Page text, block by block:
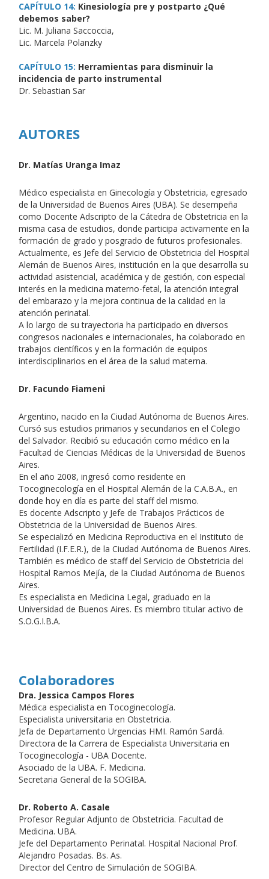
CAPÍTULO 14: Kinesiología pre y postparto ¿Qué
debemos saber?
Lic. M. Juliana Saccoccia,
Lic. Marcela Polanzky
CAPÍTULO 15: Herramientas para disminuir la
incidencia de parto instrumental
Dr. Sebastian Sar
AUTORES
Dr. Matías Uranga Imaz
Médico especialista en Ginecología y Obstetricia, egresado
de la Universidad de Buenos Aires (UBA). Se desempeña
como Docente Adscripto de la Cátedra de Obstetricia en la
misma casa de estudios, donde participa activamente en la
formación de grado y posgrado de futuros profesionales.
Actualmente, es Jefe del Servicio de Obstetricia del Hospital
Alemán de Buenos Aires, institución en la que desarrolla su
actividad asistencial, académica y de gestión, con especial
interés en la medicina materno-fetal, la atención integral
del embarazo y la mejora continua de la calidad en la
atención perinatal.
A lo largo de su trayectoria ha participado en diversos
congresos nacionales e internacionales, ha colaborado en
trabajos científicos y en la formación de equipos
interdisciplinarios en el área de la salud materna.
Dr. Facundo Fiameni
Argentino, nacido en la Ciudad Autónoma de Buenos Aires.
Cursó sus estudios primarios y secundarios en el Colegio
del Salvador. Recibió su educación como médico en la
Facultad de Ciencias Médicas de la Universidad de Buenos
Aires.
En el año 2008, ingresó como residente en
Tocoginecología en el Hospital Alemán de la C.A.B.A., en
donde hoy en día es parte del staff del mismo.
Es docente Adscripto y Jefe de Trabajos Prácticos de
Obstetricia de la Universidad de Buenos Aires.
Se especializó en Medicina Reproductiva en el Instituto de
Fertilidad (I.F.E.R.), de la Ciudad Autónoma de Buenos Aires.
También es médico de staff del Servicio de Obstetricia del
Hospital Ramos Mejía, de la Ciudad Autónoma de Buenos
Aires.
Es especialista en Medicina Legal, graduado en la
Universidad de Buenos Aires. Es miembro titular activo de
S.O.G.I.B.A.
Colaboradores
Dra. Jessica Campos Flores
Médica especialista en Tocoginecología.
Especialista universitaria en Obstetricia.
Jefa de Departamento Urgencias HMI. Ramón Sardá.
Directora de la Carrera de Especialista Universitaria en
Tocoginecología - UBA Docente.
Asociado de la UBA. F. Medicina.
Secretaria General de la SOGIBA.
Dr. Roberto A. Casale
Profesor Regular Adjunto de Obstetricia. Facultad de
Medicina. UBA.
Jefe del Departamento Perinatal. Hospital Nacional Prof.
Alejandro Posadas. Bs. As.
Director del Centro de Simulación de SOGIBA.